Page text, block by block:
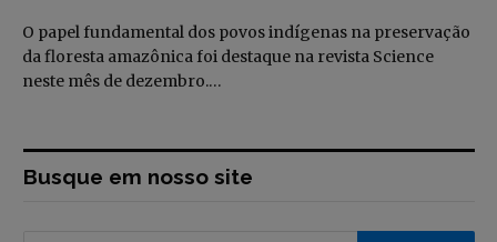
O papel fundamental dos povos indígenas na preservação
da floresta amazônica foi destaque na revista Science
neste mês de dezembro.…
Busque em nosso site